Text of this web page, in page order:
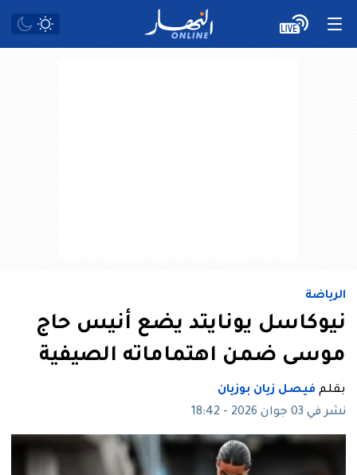
الرياضة
نيوكاسل يونايتد يضع أنيس حاج
موسى ضمن اهتماماته الصيفية
بقلم فيصل زيان بوزيان
نشر في 03 جوان 2026 - 18:42